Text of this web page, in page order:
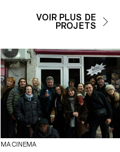
VOIR PLUS DE
PROJETS
MA CINEMA